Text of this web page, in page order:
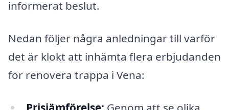
informerat beslut.
Nedan följer några anledningar till varför
det är klokt att inhämta flera erbjudanden
för renovera trappa i Vena: